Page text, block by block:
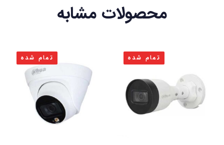
محصولات مشابه
تمام شده تمام شده